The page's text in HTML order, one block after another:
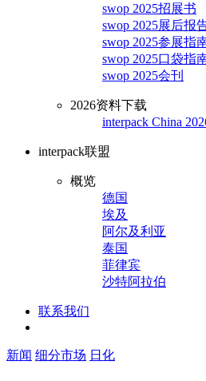
swop 2025招展书
swop 2025展后报
swop 2025参展指
swop 2025口袋指
swop 2025会刊
2026资料下载
interpack China
interpack联盟
概览
德国
埃及
阿尔及利亚
泰国
菲律宾
沙特阿拉伯
联系我们
新闻 细分市场 日化